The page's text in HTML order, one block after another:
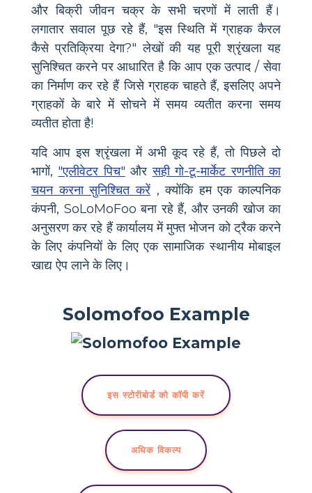
और बिक्री जीवन चक्र के सभी चरणों में लाती हैं।
लगातार सवाल पूछ रहे हैं, "इस स्थिति में ग्राहक कैरल
कैसे प्रतिक्रिया देगा?" लेखों की यह पूरी श्रृंखला यह
सुनिश्चित करने पर आधारित है कि आप एक उत्पाद / सेवा
का निर्माण कर रहे हैं जिसे ग्राहक चाहते हैं, इसलिए अपने
ग्राहकों के बारे में सोचने में समय व्यतीत करना समय
व्यतीत होता है!
यदि आप इस श्रृंखला में अभी कूद रहे हैं, तो पिछले दो
भागों, "एलीवेटर पिच" औरसही गो-टू-मार्केट रणनीति का
चयन करना सुनिश्चित करें, क्योंकि हम एक काल्पनिक
कंपनी, SoLoMoFoo बना रहे हैं, और उनकी खोज का
अनुसरण कर रहे हैं कार्यालय में मुफ्त भोजन को ट्रैक करने
के लिए कंपनियों के लिए एक सामाजिक स्थानीय मोबाइल
खाद्य ऐप लाने के लिए।
Solomofoo Example
इस स्टोरीबोर्ड को कॉपी करें
अधिक विकल्प